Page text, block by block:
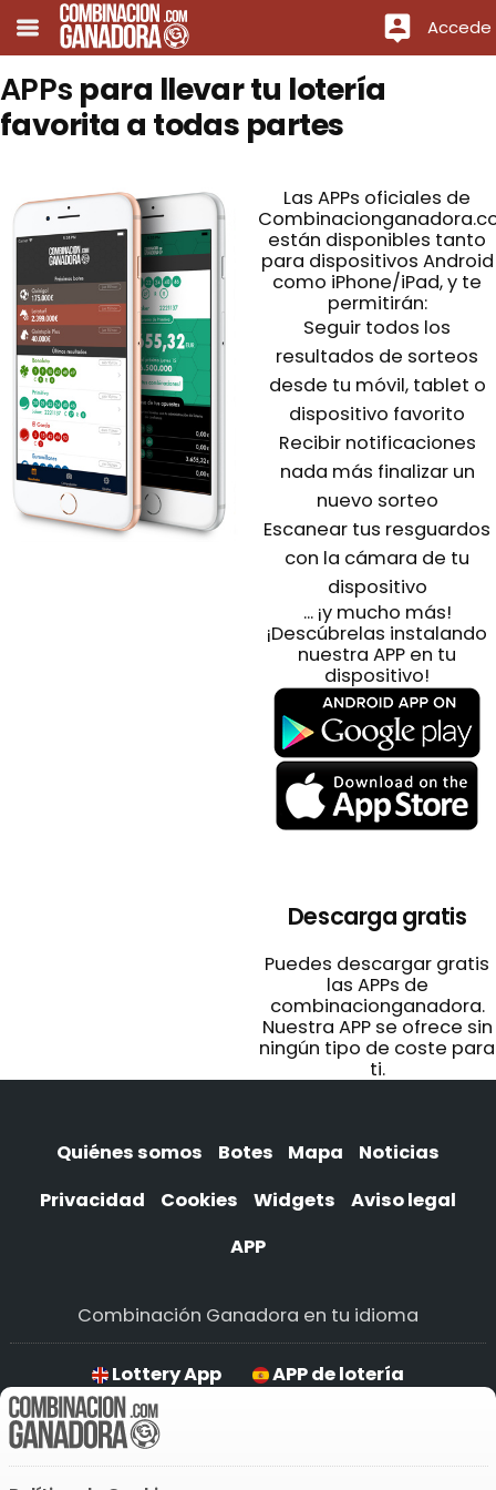
Accede
APPs para llevar tu lotería
favorita a todas partes
Las APPs oficiales de
están disponibles tanto
para dispositivos Android
como iPhone/iPad, y te
permitirán:
Seguir todos los
resultados de sorteos
desde tu móvil, tablet o
dispositivo favorito
Recibir notificaciones
nada más finalizar un
nuevo sorteo
Escanear tus resguardos
con la cámara de tu
dispositivo
... ¡y mucho más!
¡Descúbrelas instalando
nuestra APP en tu
dispositivo!
Descarga gratis
Puedes descargar gratis
las APPs de
combinacionganadora.
Nuestra APP se ofrece sin
ningún tipo de coste para
ti.
Quiénes somos Botes Mapa
Noticias
Privacidad
Cookies Widgets
Aviso legal
APP
Combinación Ganadora en tu idioma
Lottery App APP de lotería
APP da loteria